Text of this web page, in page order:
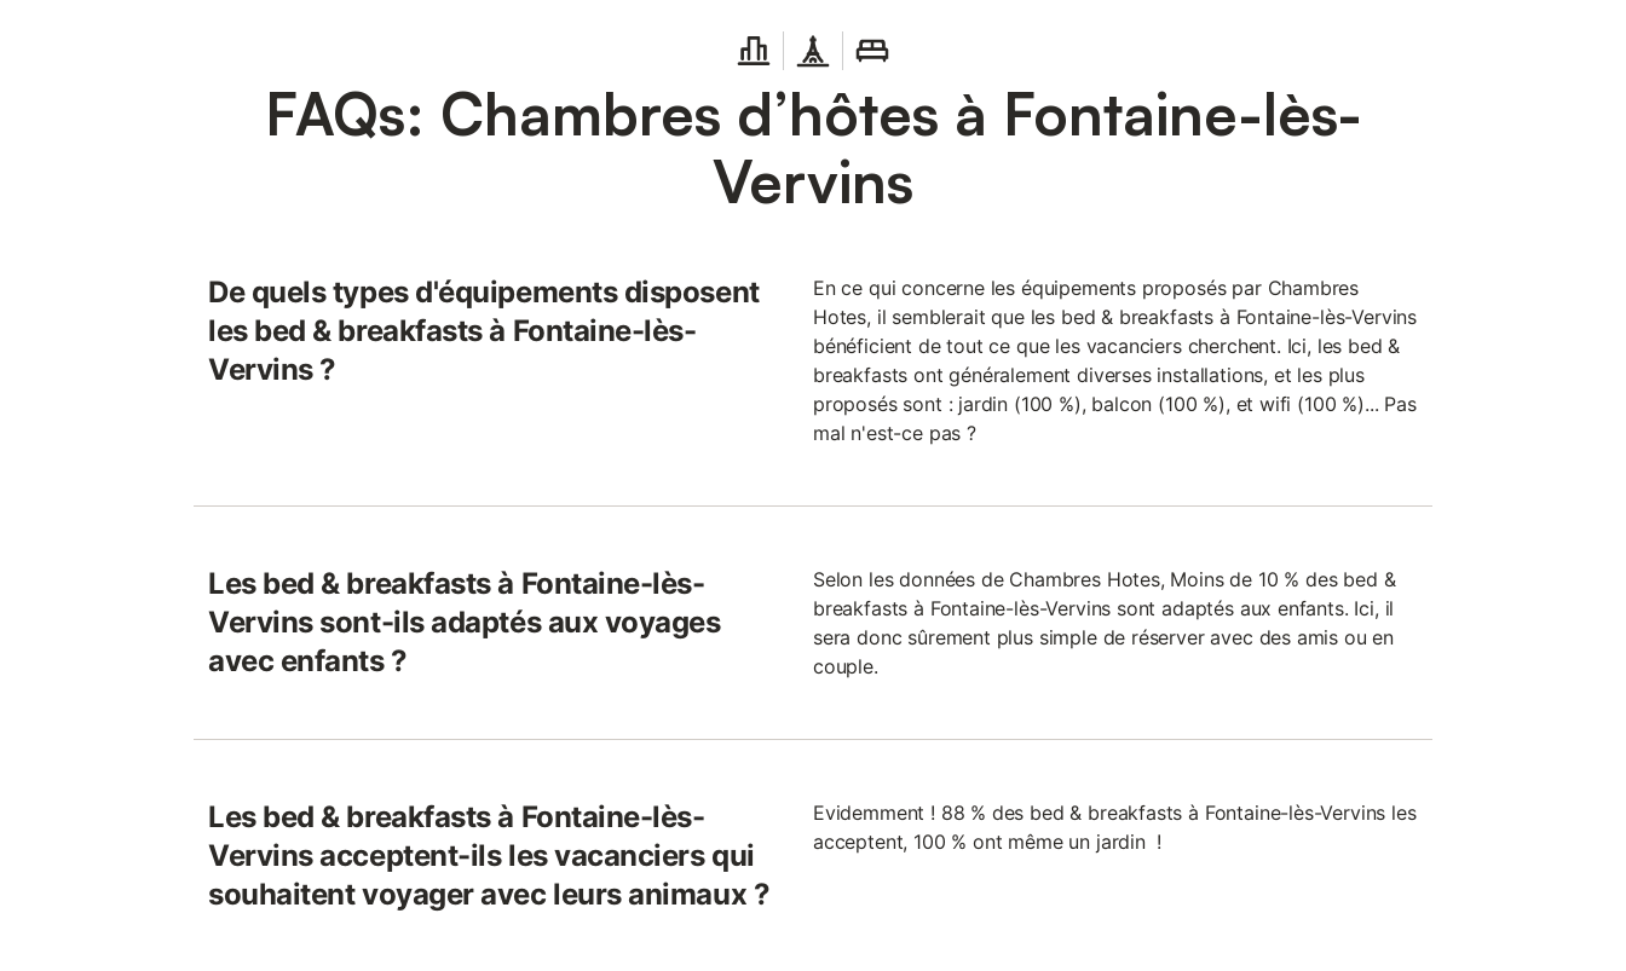
FAQs: Chambres d’hôtes à Fontaine-lès-
Vervins
De quels types d'équipements disposent
les bed & breakfasts à Fontaine-lès-
Vervins ?
En ce qui concerne les équipements proposés par Chambres
Hotes, il semblerait que les bed & breakfasts à Fontaine-lès-Vervins
bénéficient de tout ce que les vacanciers cherchent. Ici, les bed &
breakfasts ont généralement diverses installations, et les plus
proposés sont : jardin (100 %), balcon (100 %), et wifi (100 %)... Pas
mal n'est-ce pas ?
Les bed & breakfasts à Fontaine-lès-
Vervins sont-ils adaptés aux voyages
avec enfants ?
Selon les données de Chambres Hotes, Moins de 10 % des bed &
breakfasts à Fontaine-lès-Vervins sont adaptés aux enfants. Ici, il
sera donc sûrement plus simple de réserver avec des amis ou en
couple.
Les bed & breakfasts à Fontaine-lès-
Vervins acceptent-ils les vacanciers qui
souhaitent voyager avec leurs animaux ?
Evidemment ! 88 % des bed & breakfasts à Fontaine-lès-Vervins les
acceptent, 100 % ont même un jardin !